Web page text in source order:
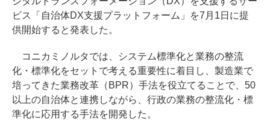
ビス「自治体DX支援プラットフォーム」を7月1日に提
供開始すると発表した。
コニカミノルタでは、システム標準化と業務の整流
化・標準化をセットで考える重要性に着目し、製造業で
培ってきた業務改革（BPR）手法を役立てることで、50
以上の自治体と連携しながら、行政の業務の整流化・標
準化に応用する手法を開発した。